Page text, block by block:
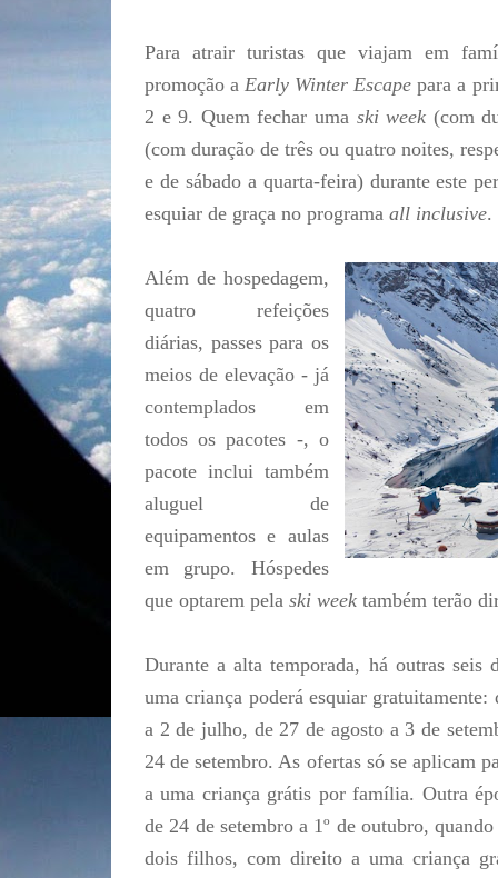
Para atrair turistas que viajam em
promoção aEarly Winter Escape para a
2 e 9. Quem fechar uma ski week (com
(com duração de três ou quatro noites,
e de sábado a quarta-feira) durante este
esquiar de graça no programa all inclusive.
Além de hospedagem,
quatro refeições
diárias, passes para os
meios de elevação - já
contemplados em
todos os pacotes -, o
pacote inclui também
aluguel de
equipamentos e aulas
em grupo. Hóspedes
que optarem pela ski week também terão
Durante a alta temporada, há outras seis
uma criança poderá esquiar
a 2 de julho, de 27 de agosto a 3 de
24 de setembro. As ofertas só se aplicam
a uma criança grátis por família. Outra
de 24 de setembro a 1º de outubro,
dois filhos, com direito a uma criança